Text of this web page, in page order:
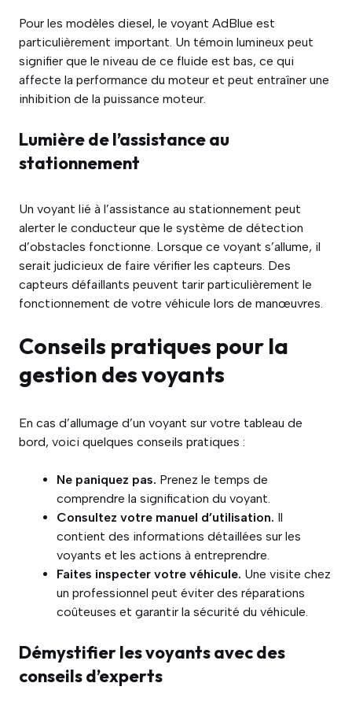
Pour les modèles diesel, le voyant AdBlue est
particulièrement important. Un témoin lumineux peut
signifier que le niveau de ce fluide est bas, ce qui
affecte la performance du moteur et peut entraîner une
inhibition de la puissance moteur.
Lumière de l’assistance au
stationnement
Un voyant lié à l’assistance au stationnement peut
alerter le conducteur que le système de détection
d’obstacles fonctionne. Lorsque ce voyant s’allume, il
serait judicieux de faire vérifier les capteurs. Des
capteurs défaillants peuvent tarir particulièrement le
fonctionnement de votre véhicule lors de manœuvres.
Conseils pratiques pour la
gestion des voyants
En cas d’allumage d’un voyant sur votre tableau de
bord, voici quelques conseils pratiques :
Ne paniquez pas. Prenez le temps de
comprendre la signification du voyant.
Consultez votre manuel d’utilisation. Il
contient des informations détaillées sur les
voyants et les actions à entreprendre.
Faites inspecter votre véhicule. Une visite chez
un professionnel peut éviter des réparations
coûteuses et garantir la sécurité du véhicule.
Démystifier les voyants avec des
conseils d’experts